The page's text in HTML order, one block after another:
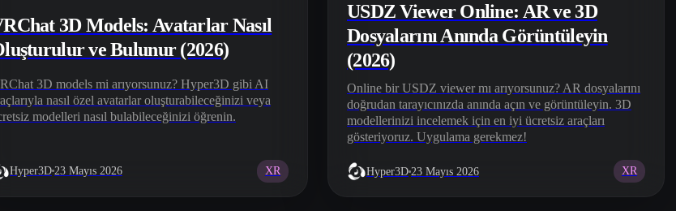
3D Models: Avatarlar Nasıl
ve Bulunur (2026)
3D models mi arıyorsunuz? Hyper3D gibi AI
nasıl özel avatarlar oluşturabileceğinizi veya
modelleri nasıl bulabileceğinizi öğrenin.
Hyper3D 23 Mayıs 2026 XR
USDZ Viewer Online: AR ve 3D
Dosyalarını Anında Görüntüleyin
(2026)
Online bir USDZ viewer mı arıyorsunuz? AR dosyalarını
doğrudan tarayıcınızda anında açın ve görüntüleyin. 3D
modellerinizi incelemek için en iyi ücretsiz araçları
gösteriyoruz. Uygulama gerekmez!
Hyper3D 23 Mayıs 2026 XR